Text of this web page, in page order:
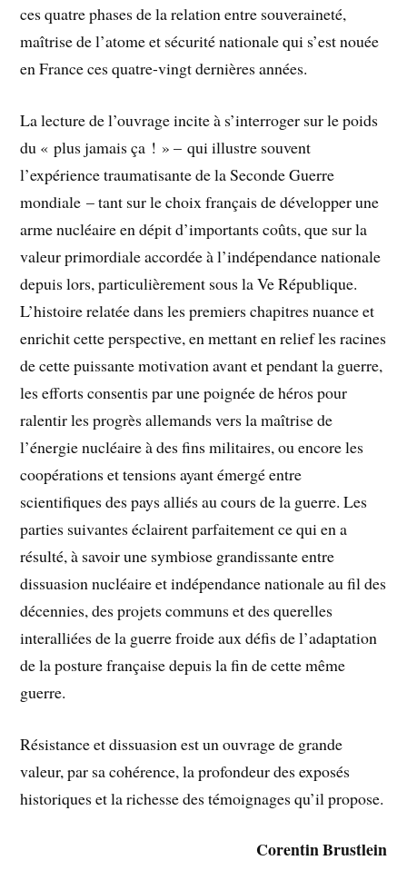
ces quatre phases de la relation entre souveraineté,
maîtrise de l’atome et sécurité nationale qui s’est nouée
en France ces quatre-vingt dernières années.
La lecture de l’ouvrage incite à s’interroger sur le poids
du « plus jamais ça ! » – qui illustre souvent
l’expérience traumatisante de la Seconde Guerre
mondiale – tant sur le choix français de développer une
arme nucléaire en dépit d’importants coûts, que sur la
valeur primordiale accordée à l’indépendance nationale
depuis lors, particulièrement sous la Ve République.
L’histoire relatée dans les premiers chapitres nuance et
enrichit cette perspective, en mettant en relief les racines
de cette puissante motivation avant et pendant la guerre,
les efforts consentis par une poignée de héros pour
ralentir les progrès allemands vers la maîtrise de
l’énergie nucléaire à des fins militaires, ou encore les
coopérations et tensions ayant émergé entre
scientifiques des pays alliés au cours de la guerre. Les
parties suivantes éclairent parfaitement ce qui en a
résulté, à savoir une symbiose grandissante entre
dissuasion nucléaire et indépendance nationale au fil des
décennies, des projets communs et des querelles
interalliées de la guerre froide aux défis de l’adaptation
de la posture française depuis la fin de cette même
guerre.
Résistance et dissuasion est un ouvrage de grande
valeur, par sa cohérence, la profondeur des exposés
historiques et la richesse des témoignages qu’il propose.
Corentin Brustlein